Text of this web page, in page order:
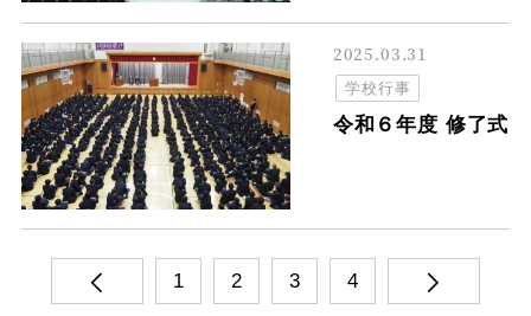
2025.03.31
学校行事
令和６年度 修了式
1 2 3 4